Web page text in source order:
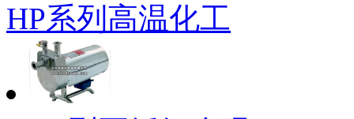
HP系列高温化工